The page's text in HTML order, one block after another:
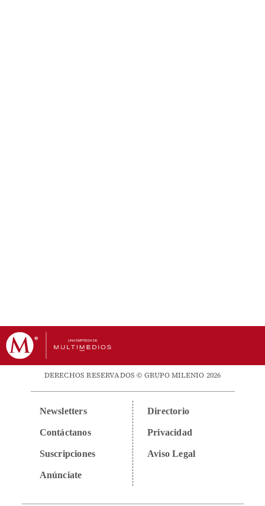
DERECHOS RESERVADOS © GRUPO MILENIO 2026
Newsletters
Contáctanos
Suscripciones
Anúnciate
Directorio
Privacidad
Aviso Legal